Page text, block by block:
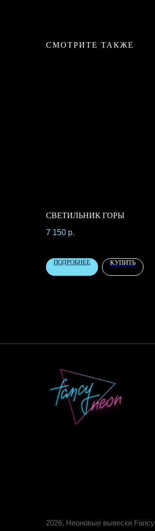
СМОТРИТЕ ТАКЖЕ
СВЕТИЛЬНИК ГОРЫ
7 150 р.
ПОДРОБНЕЕ КУПИТЬ
2026, Неоновые вывески Fancy